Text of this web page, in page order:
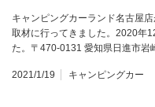
キャンピングカーランド名古屋
取材に行ってきました。2020年
た。〒470-0131 愛知県日進市
2021/1/19 キャンピングカー